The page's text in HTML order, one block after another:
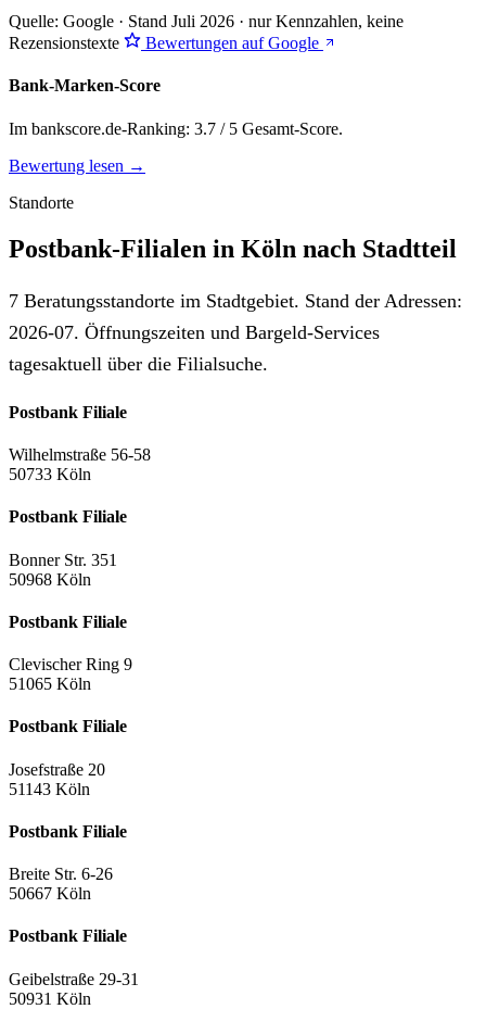
Quelle: Google · Stand Juli 2026 · nur Kennzahlen, keine
Rezensionstexte
Bewertungen auf Google
Bank-Marken-Score
Im bankscore.de-Ranking: 3.7 / 5 Gesamt-Score.
Bewertung lesen →
Standorte
Postbank-Filialen in Köln nach Stadtteil
7 Beratungsstandorte im Stadtgebiet. Stand der Adressen:
2026-07. Öffnungszeiten und Bargeld-Services
tagesaktuell über die Filialsuche.
Postbank Filiale
Wilhelmstraße 56-58
50733 Köln
Postbank Filiale
Bonner Str. 351
50968 Köln
Postbank Filiale
Clevischer Ring 9
51065 Köln
Postbank Filiale
Josefstraße 20
51143 Köln
Postbank Filiale
Breite Str. 6-26
50667 Köln
Postbank Filiale
Geibelstraße 29-31
50931 Köln